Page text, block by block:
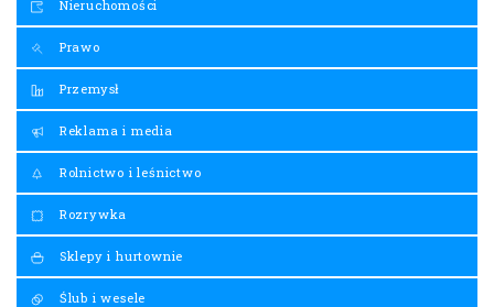
Nieruchomości
Prawo
Przemysł
Reklama i media
Rolnictwo i leśnictwo
Rozrywka
Sklepy i hurtownie
Ślub i wesele